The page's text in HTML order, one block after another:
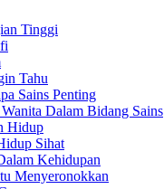
Tinggi
Tahu
Sains Penting
Dalam Bidang Sains
Hidup
Sihat
Kehidupan
Menyeronokkan